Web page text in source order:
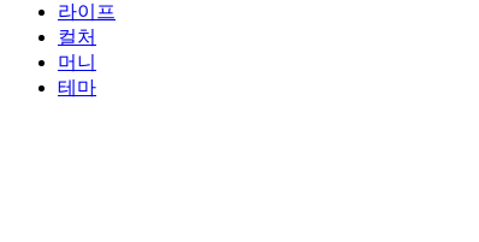
라이프
컬처
머니
테마